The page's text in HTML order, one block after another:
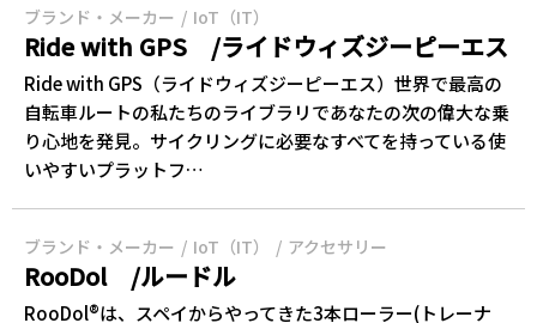
ブランド・メーカー IoT（IT）
Ride with GPS /ライドウィズジーピーエス
Ride with GPS（ライドウィズジーピーエス）世界で最高の
自転車ルートの私たちのライブラリであなたの次の偉大な‎‎乗
り心地‎‎を発見。サイクリングに必要なすべてを持っている使
いやすいプラットフ…
ブランド・メーカー IoT（IT） アクセサリー
RooDol /ルードル
RooDol®は、スペイからやってきた3本ローラー(トレーナ